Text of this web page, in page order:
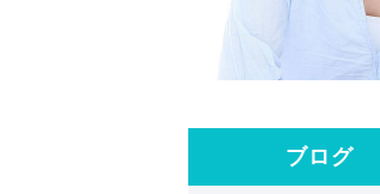
ブログ